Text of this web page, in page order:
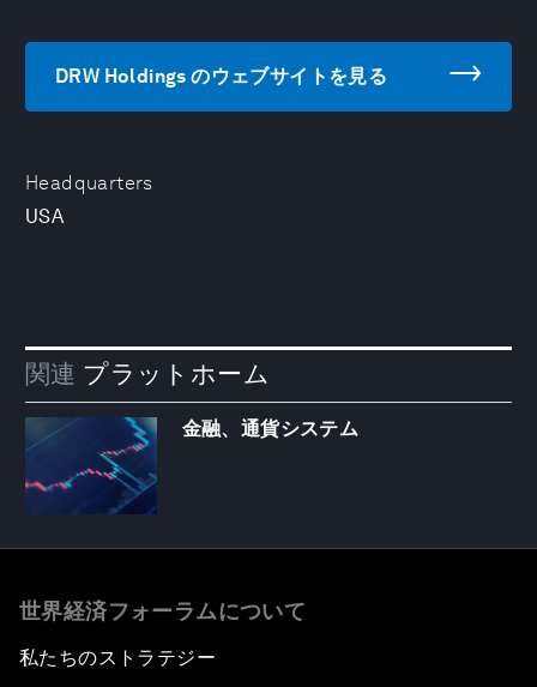
Headquarters
USA
DRW Holdings のウェブサイトを見る
関連 プラットホーム
金融、通貨システム
世界経済フォーラムについて
私たちのストラテジー